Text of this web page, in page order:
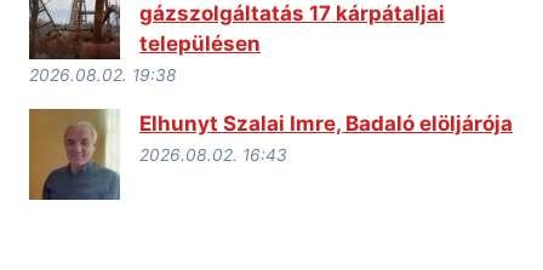
gázszolgáltatás 17 kárpátaljai
településen
2026.08.02. 19:38
Elhunyt Szalai Imre, Badaló elöljárója
2026.08.02. 16:43